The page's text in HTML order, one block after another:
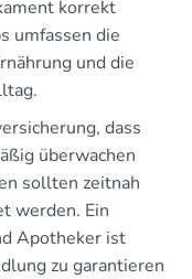
korrekt
umfassen die
und die
dass
überwachen
sollten zeitnah
werden. Ein
Apotheker ist
zu garantieren